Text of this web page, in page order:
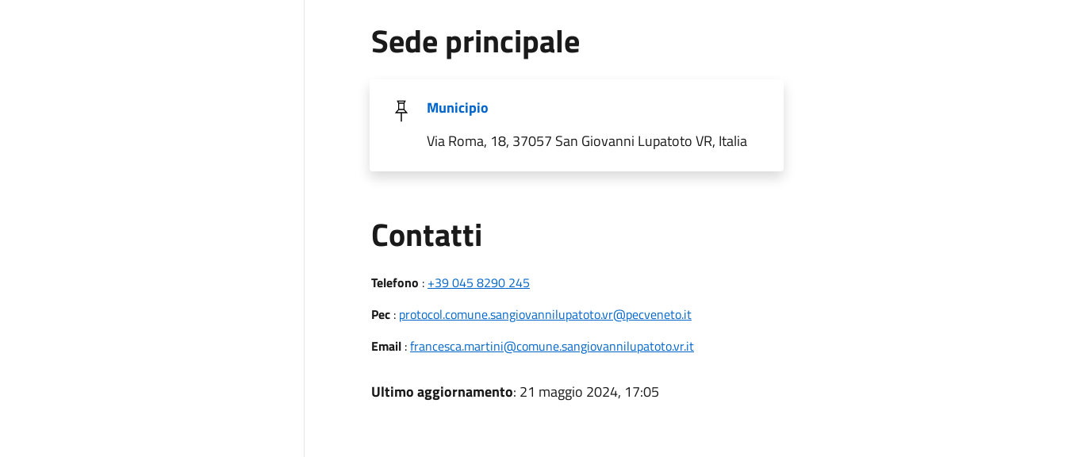
Sede principale
Municipio
Via Roma, 18, 37057 San Giovanni Lupatoto VR, Italia
Contatti
Telefono : +39 045 8290 245
Pec: protocol.comune.sangiovannilupatoto.vr@pecveneto.it
Email:francesca.martini@comune.sangiovannilupatoto.vr.it
Ultimo aggiornamento: 21 maggio 2024, 17:05